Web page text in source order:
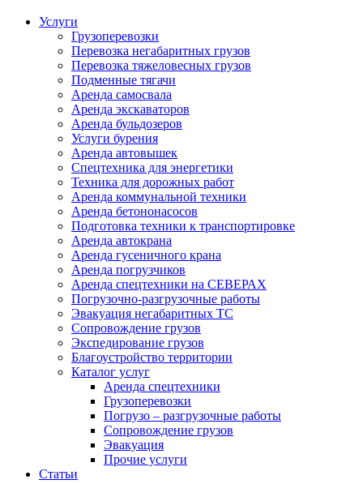
Услуги
Грузоперевозки
Перевозка негабаритных грузов
Перевозка тяжеловесных грузов
Подменные тягачи
Аренда самосвала
Аренда экскаваторов
Аренда бульдозеров
Услуги бурения
Аренда автовышек
Спецтехника для энергетики
Техника для дорожных работ
Аренда коммунальной техники
Аренда бетононасосов
Подготовка техники к транспортировке
Аренда автокрана
Аренда гусеничного крана
Аренда погрузчиков
Аренда спецтехники на СЕВЕРАХ
Погрузочно-разгрузочные работы
Эвакуация негабаритных ТС
Сопровождение грузов
Экспедирование грузов
Благоустройство территории
Каталог услуг
Аренда спецтехники
Грузоперевозки
Погрузо – разгрузочные работы
Сопровождение грузов
Эвакуация
Прочие услуги
Статьи